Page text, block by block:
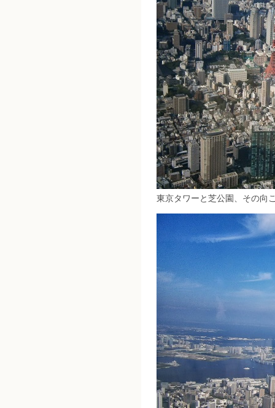
東京タワーと芝公園、その向